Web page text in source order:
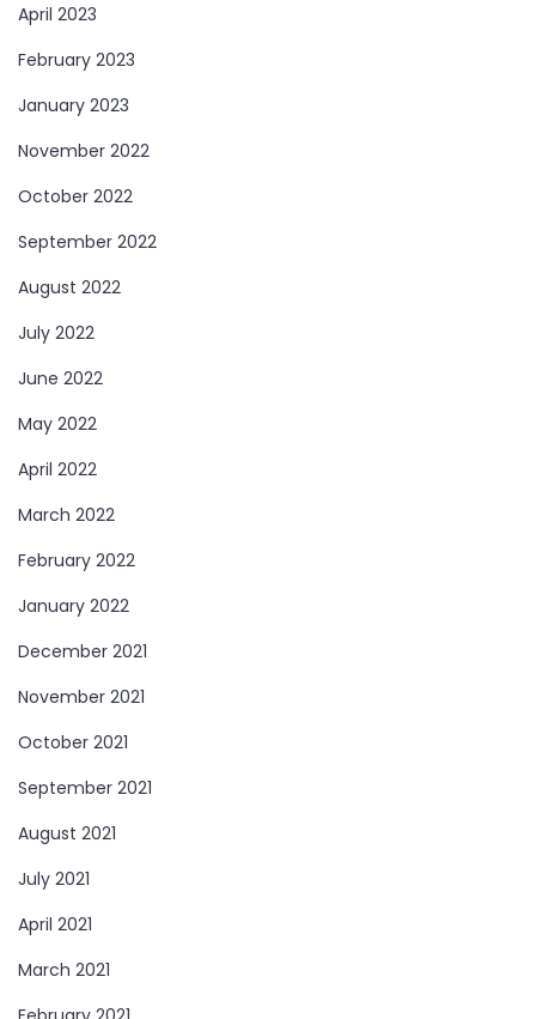
April 2023
February 2023
January 2023
November 2022
October 2022
September 2022
August 2022
July 2022
June 2022
May 2022
April 2022
March 2022
February 2022
January 2022
December 2021
November 2021
October 2021
September 2021
August 2021
July 2021
April 2021
March 2021